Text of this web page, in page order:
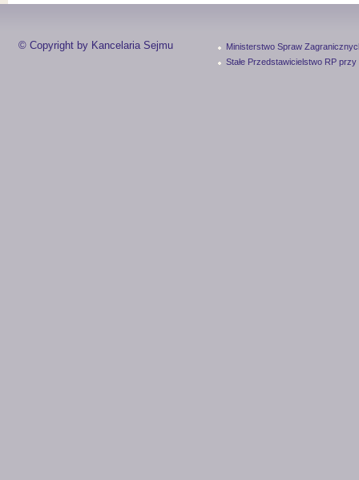
© Copyright by Kancelaria Sejmu
Ministerstwo Spraw
Stałe Przedstawicielstwo RP przy